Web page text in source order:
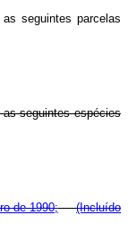
seguintes parcelas
seguintes espécies
de 1990;
(Incluído